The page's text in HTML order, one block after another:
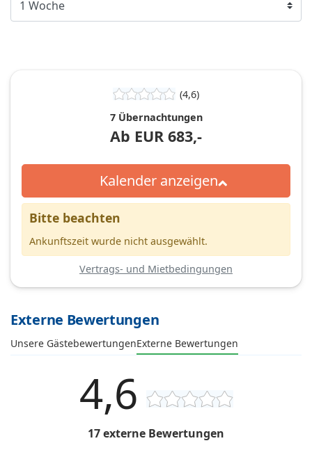
(4,6)
7 Übernachtungen
Ab EUR 683,-
Kalender anzeigen
Bitte beachten
Ankunftszeit wurde nicht ausgewählt.
Vertrags- und Mietbedingungen
Externe Bewertungen
Unsere GästebewertungenExterne Bewertungen
4,6
17 externe Bewertungen